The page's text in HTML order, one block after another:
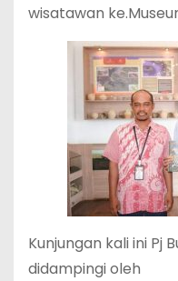
wisatawan
Kunjungan kali ini Pj
didampingi oleh